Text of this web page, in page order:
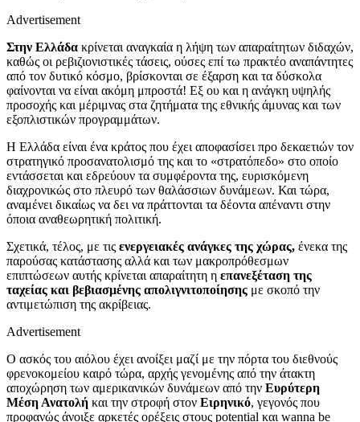
Advertisement
Στην Ελλάδα κρίνεται αναγκαία η λήψη των απαραίτητων διδαχών,
καθώς οι ρεβιζιονιστικές τάσεις, ούσες επί τω πρακτέο αναπάντητες
από τον δυτικό κόσμο, βρίσκονται σε έξαρση και τα δύσκολα
φαίνονται να είναι ακόμη μπροστά! Εξ ου και η ανάγκη υψηλής
προσοχής και μέριμνας στα ζητήματα της εθνικής άμυνας και των
εξοπλιστικών προγραμμάτων.
Η Ελλάδα είναι ένα κράτος που έχει αποφασίσει προ δεκαετιών τον
στρατηγικό προσανατολισμό της και το «στρατόπεδο» στο οποίο
εντάσσεται και εδρεύουν τα συμφέροντα της, ευρισκόμενη
διαχρονικώς στο πλευρό των θαλάσσιων δυνάμεων. Και τώρα,
αναμένει δικαίως να δει να πράττονται τα δέοντα απέναντι στην
όποια αναθεωρητική πολιτική.
Σχετικά, τέλος, με τις ενεργειακές ανάγκες της χώρας, ένεκα της
παρούσας κατάστασης αλλά και των μακροπρόθεσμων
επιπτώσεων αυτής κρίνεται απαραίτητη η επανεξέταση της
ταχείας και βεβιασμένης απολιγνιτοποίησης με σκοπό την
αντιμετώπιση της ακρίβειας.
Advertisement
Ο ασκός του αιόλου έχει ανοίξει μαζί με την πόρτα του διεθνούς
φρενοκομείου καιρό τώρα, αρχής γενομένης από την άτακτη
αποχώρηση των αμερικανικών δυνάμεων από την Ευρύτερη
Μέση Ανατολή και την στροφή στον Ειρηνικό, γεγονός που
προφανώς άνοιξε αρκετές ορέξεις στους potential και wanna be